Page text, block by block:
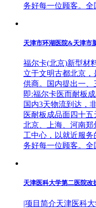
务好每一位顾客。全
天津市环湖医院&天津市
福尔卡(北京)新型材
立于文明古都北京
供商。国内提出一、
即:福尔卡医而耐板
国内3天物流到达，
医耐板成品面四十
北京、上海、河南
工中心，以就近服
务好每一位顾客。全
天津医科大学第二医院改
|项目简介天津医科